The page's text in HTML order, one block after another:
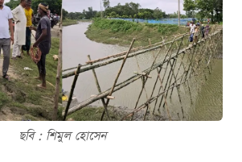
ছবি : শিমুল হোসেন